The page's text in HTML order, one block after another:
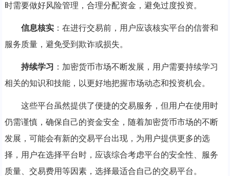
时需要做好风险管理，合理分配资金，避免过度投资。
信息核实：在进行交易前，用户应该核实平台的信誉和
服务质量，避免受到欺诈或损失。
持续学习 ：加密货币市场不断发展，用户需要持续学习
相关的知识和技能，以更好地把握市场动态和投资机会。
这些平台虽然提供了便捷的交易服务，但用户在使用时
仍需谨慎，确保自己的资金安全，随着加密货币市场的不断
发展，可能会有新的交易平台出现，为用户提供更多的选
择，用户在选择平台时，应该综合考虑平台的安全性、服务
质量、交易费用等因素，选择最适合自己的交易平台。